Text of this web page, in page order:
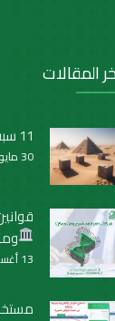
المقالات
11 سبب للإستثمار في مصر
30 مايو 2024
13 أغسطس 2025